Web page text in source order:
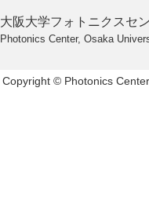
大阪大学フォトニクスセ
Photonics Center, Osaka
Copyright © Photonics